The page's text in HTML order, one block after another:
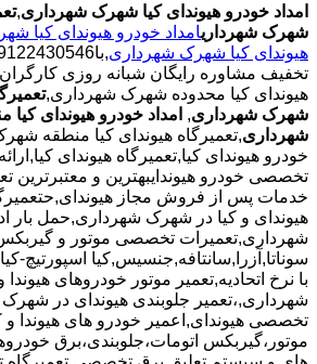
امداد خودرو هیوندای کیا شهرک شهرداری,
شهرک شهرداریامداد خودرو هیوندای کیا
هیوندای کیا شهرک شهرداری,با
تخفیف مشاوره رایگان شبانه روزی
هیوندای کیا محدوده شهرک شهرداری,
شهرک شهرداری, امداد خودرو هیوندای
شهرداری,تعمیرگاه هیوندای کیا منطقه
خودرو هیوندای کیا,تعمیرگاه هیوندای
تخصصی خودرو هیوندایبهترین و معتبرترین
خدمات پس از فروش مجاز
هیوندای و کیا در شهرک شهرداری,حمل بار
شهرداری,تعمیرات تخصصی موتور و گیربکس
سوناتا,آزرا,سانتافه,جنسیس,کیا اسپورتیچ-
با نرخ اتحادیه,تعمیر موتور خودروهای
شهرداری,،تعمیر جلوبندی هیوندای در
تخصصی هیوندای,اعمیر خودرو های هیوندا و
موتور،گیربکس اتومات،جلوبندی،برق